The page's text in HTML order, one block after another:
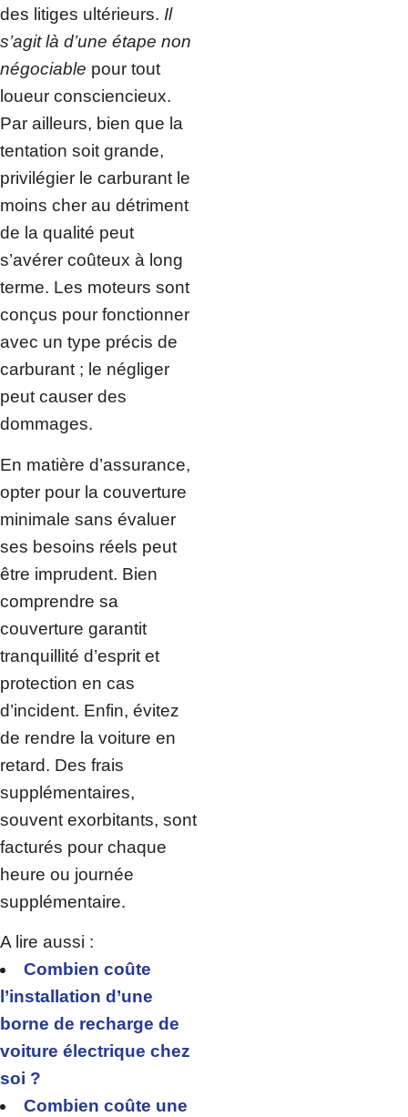
des litiges ultérieurs. Il
s’agit là d’une étape non
négociable pour tout
loueur consciencieux.
Par ailleurs, bien que la
tentation soit grande,
privilégier le carburant le
moins cher au détriment
de la qualité peut
s’avérer coûteux à long
terme. Les moteurs sont
conçus pour fonctionner
avec un type précis de
carburant ; le négliger
peut causer des
dommages.
En matière d’assurance,
opter pour la couverture
minimale sans évaluer
ses besoins réels peut
être imprudent. Bien
comprendre sa
couverture garantit
tranquillité d’esprit et
protection en cas
d’incident. Enfin, évitez
de rendre la voiture en
retard. Des frais
supplémentaires,
souvent exorbitants, sont
facturés pour chaque
heure ou journée
supplémentaire.
A lire aussi :
Combien coûte
l’installation d’une
borne de recharge de
voiture électrique chez
soi ?
Combien coûte une